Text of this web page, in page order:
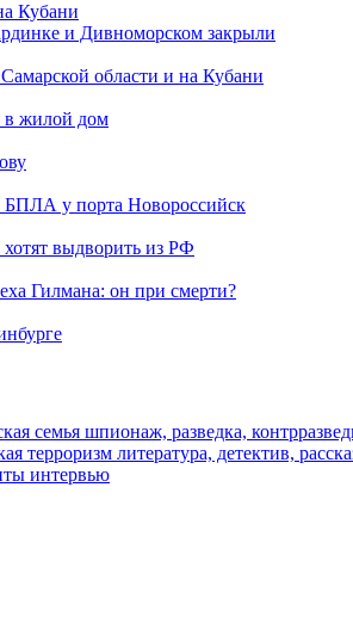
Кубани
и Дивноморском закрыли
области и на Кубани
в жилой дом
БПЛА у порта Новороссийск
хотят выдворить из РФ
Гилмана: он при смерти?
семья шпионаж, разведка,
терроризм литература, детектив,
интервью